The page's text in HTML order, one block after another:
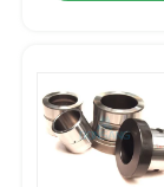
Produkte